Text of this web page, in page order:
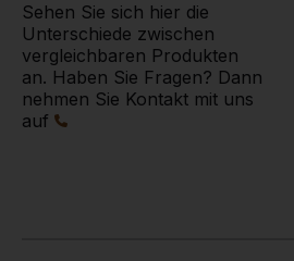
Sehen Sie sich hier die
Unterschiede zwischen
vergleichbaren Produkten
an. Haben Sie Fragen? Dann
nehmen Sie Kontakt mit uns
auf